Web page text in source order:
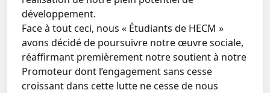
développement.
Face à tout ceci, nous « Étudiants de HECM »
avons décidé de poursuivre notre œuvre sociale,
réaffirmant premièrement notre soutient à notre
Promoteur dont l’engagement sans cesse
croissant dans cette lutte ne cesse de nous